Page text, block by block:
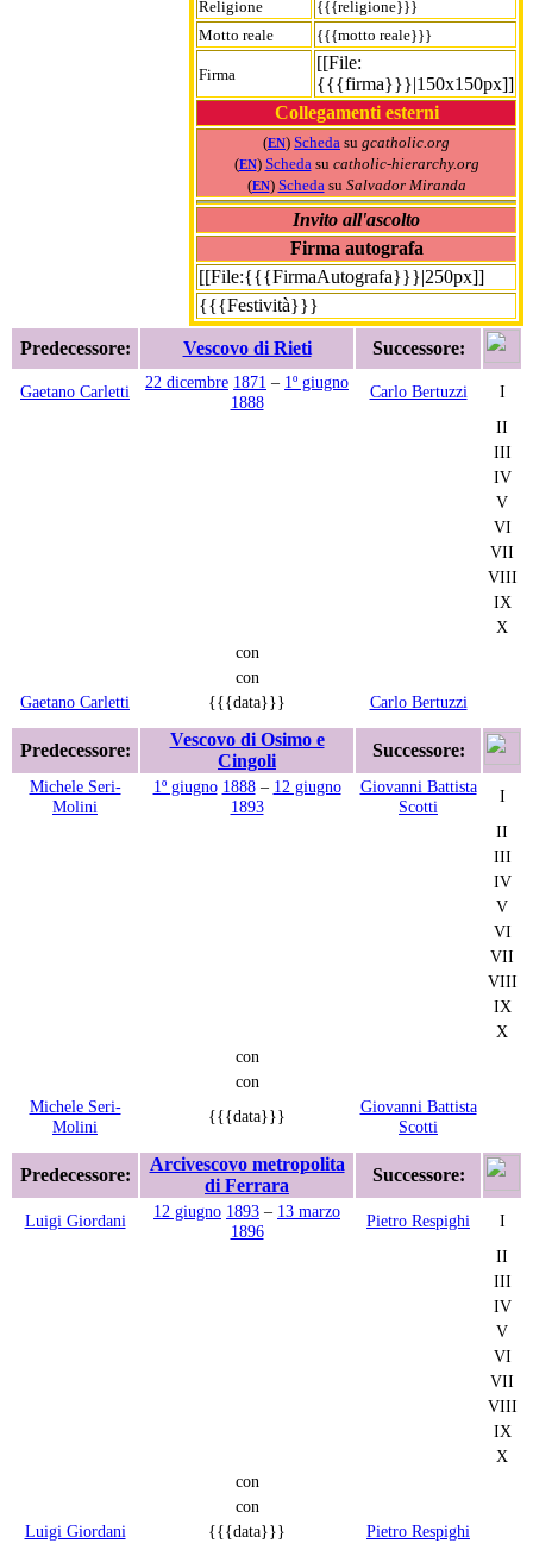
Religione
{{{religione}}}
Motto reale
{{{motto reale}}}
Firma
[[File:
{{{firma}}}|150x150px]]
Collegamenti esterni
(EN) Scheda su gcatholic.org
(EN) Scheda su catholic-hierarchy.org
(EN) Scheda su Salvador Miranda
Invito all'ascolto
Firma autografa
[[File:{{{FirmaAutografa}}}|250px]]
{{{Festività}}}
Predecessore: Vescovo di Rieti Successore:
Gaetano Carletti 22 dicembre 1871 – 1º giugno
1888
Carlo Bertuzzi
I
II
III
IV
V
VI
VII
VIII
IX
X
con
con
Gaetano Carletti
{{{data}}} Carlo Bertuzzi
Predecessore:
Vescovo di Osimo e
Cingoli
Successore:
Michele Seri-
Molini
1º giugno 1888– 12 giugno
1893
Giovanni Battista
Scotti
I
II
III
IV
V
VI
VII
VIII
IX
X
con
con
Michele Seri-
Molini
{{{data}}}
Giovanni Battista
Scotti
Predecessore:
Arcivescovo metropolita
di Ferrara
Successore:
Luigi Giordani 12 giugno 1893 – 13 marzo
1896
Pietro Respighi
I
II
III
IV
V
VI
VII
VIII
IX
X
con
con
Luigi Giordani
{{{data}}} Pietro Respighi